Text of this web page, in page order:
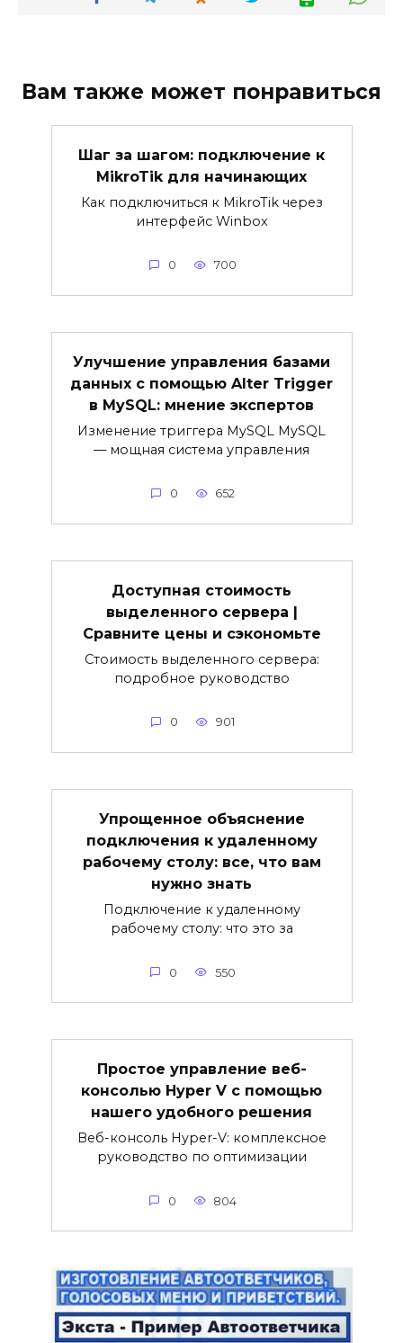
Вам также может понравиться
Шаг за шагом: подключение к
MikroTik для начинающих
Как подключиться к MikroTik через
интерфейс Winbox
0 700
Улучшение управления базами
данных с помощью Alter Trigger
в MySQL: мнение экспертов
Изменение триггера MySQL MySQL
— мощная система управления
0 652
Доступная стоимость
выделенного сервера |
Сравните цены и сэкономьте
Стоимость выделенного сервера:
подробное руководство
0 901
Упрощенное объяснение
подключения к удаленному
рабочему столу: все, что вам
нужно знать
Подключение к удаленному
рабочему столу: что это за
0 550
Простое управление веб-
консолью Hyper V с помощью
нашего удобного решения
Веб-консоль Hyper-V: комплексное
руководство по оптимизации
0 804